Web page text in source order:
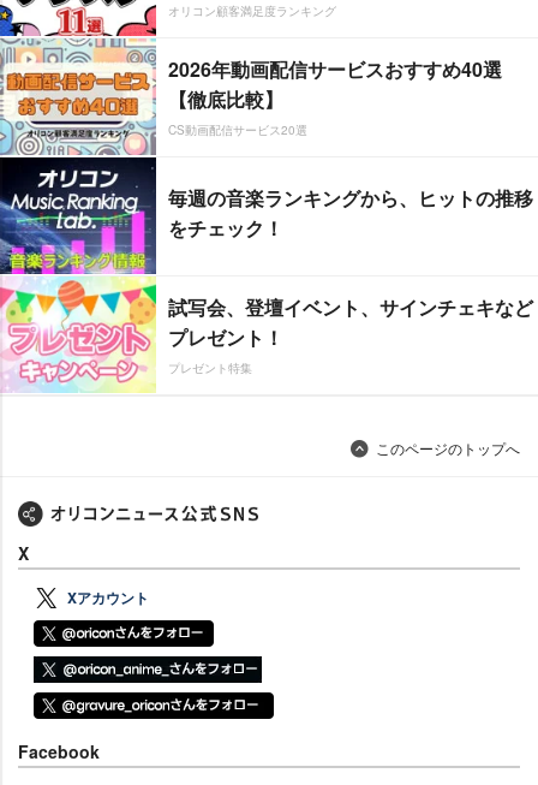
オリコン顧客満足度ランキング
2026年動画配信サービスおすすめ40選
【徹底比較】
CS動画配信サービス20選
毎週の音楽ランキングから、ヒットの推移
をチェック！
試写会、登壇イベント、サインチェキなど
プレゼント！
プレゼント特集
このページのトップへ
X
Xアカウント
Facebook